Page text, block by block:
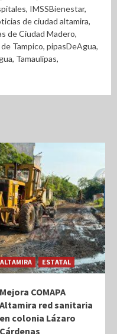
, IMSSBienestar,
de ciudad altamira,
de Ciudad Madero,
Tampico, pipasDeAgua,
, Tamaulipas,
ALTAMIRA ESTATAL
Mejora COMAPA
Altamira red sanitaria
en colonia Lázaro
Cárdenas